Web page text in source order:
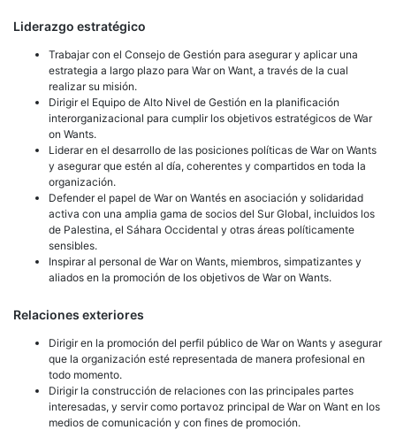
Liderazgo estratégico
Trabajar con el Consejo de Gestión para asegurar y aplicar una
estrategia a largo plazo para War on Want, a través de la cual
realizar su misión.
Dirigir el Equipo de Alto Nivel de Gestión en la planificación
interorganizacional para cumplir los objetivos estratégicos de War
on Wants.
Liderar en el desarrollo de las posiciones políticas de War on Wants
y asegurar que estén al día, coherentes y compartidos en toda la
organización.
Defender el papel de War on Wantés en asociación y solidaridad
activa con una amplia gama de socios del Sur Global, incluidos los
de Palestina, el Sáhara Occidental y otras áreas políticamente
sensibles.
Inspirar al personal de War on Wants, miembros, simpatizantes y
aliados en la promoción de los objetivos de War on Wants.
Relaciones exteriores
Dirigir en la promoción del perfil público de War on Wants y asegurar
que la organización esté representada de manera profesional en
todo momento.
Dirigir la construcción de relaciones con las principales partes
interesadas, y servir como portavoz principal de War on Want en los
medios de comunicación y con fines de promoción.